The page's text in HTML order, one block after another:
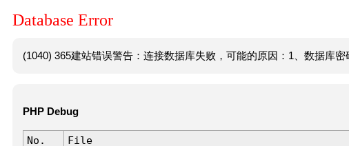
Database Error
(1040) 365建站错误警告：连接数据库失败，可能的原因：1、数据库密
PHP Debug
No. File